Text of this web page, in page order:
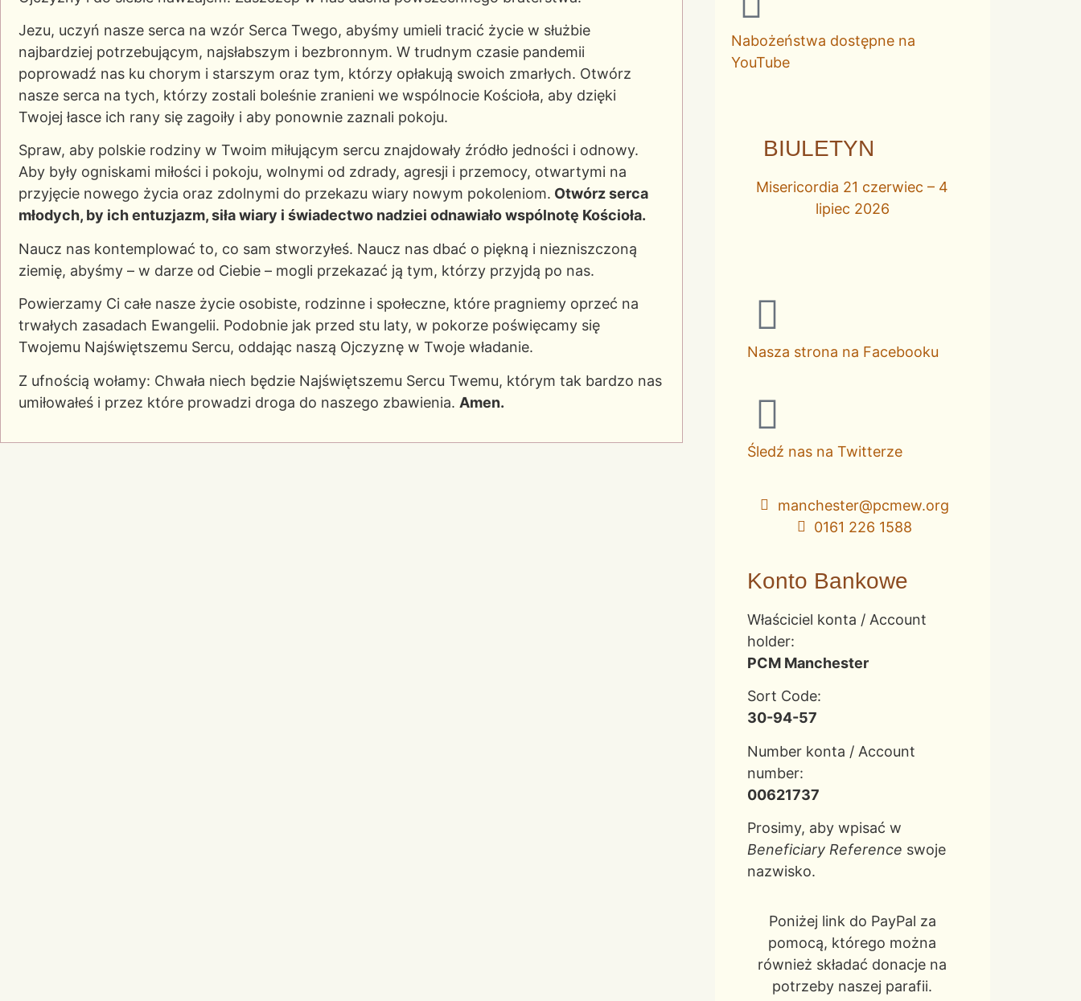
Jezu, uczyń nasze serca na wzór Serca Twego, abyśmy umieli tracić życie w służbie
najbardziej potrzebującym, najsłabszym i bezbronnym. W trudnym czasie pandemii
poprowadź nas ku chorym i starszym oraz tym, którzy opłakują swoich zmarłych. Otwórz
nasze serca na tych, którzy zostali boleśnie zranieni we wspólnocie Kościoła, aby dzięki
Twojej łasce ich rany się zagoiły i aby ponownie zaznali pokoju.
Spraw, aby polskie rodziny w Twoim miłującym sercu znajdowały źródło jedności i odnowy.
Aby były ogniskami miłości i pokoju, wolnymi od zdrady, agresji i przemocy, otwartymi na
przyjęcie nowego życia oraz zdolnymi do przekazu wiary nowym pokoleniom. Otwórz serca
młodych, by ich entuzjazm, siła wiary i świadectwo nadziei odnawiało wspólnotę Kościoła.
Naucz nas kontemplować to, co sam stworzyłeś. Naucz nas dbać o piękną i niezniszczoną
ziemię, abyśmy – w darze od Ciebie – mogli przekazać ją tym, którzy przyjdą po nas.
Powierzamy Ci całe nasze życie osobiste, rodzinne i społeczne, które pragniemy oprzeć na
trwałych zasadach Ewangelii. Podobnie jak przed stu laty, w pokorze poświęcamy się
Twojemu Najświętszemu Sercu, oddając naszą Ojczyznę w Twoje władanie.
Z ufnością wołamy: Chwała niech będzie Najświętszemu Sercu Twemu, którym tak bardzo nas
umiłowałeś i przez które prowadzi droga do naszego zbawienia. Amen.
Nabożeństwa dostępne na
YouTube
BIULETYN
Misericordia 21 czerwiec – 4
lipiec 2026
Nasza strona na Facebooku
Śledź nas na Twitterze
manchester@pcmew.org
0161 226 1588
Konto Bankowe
Właściciel konta / Account
holder:
PCM Manchester
Sort Code:
30-94-57
Number konta / Account
number:
00621737
Prosimy, aby wpisać w
Beneficiary Reference swoje
nazwisko.
Poniżej link do PayPal za
pomocą, którego można
również składać donacje na
potrzeby naszej parafii.